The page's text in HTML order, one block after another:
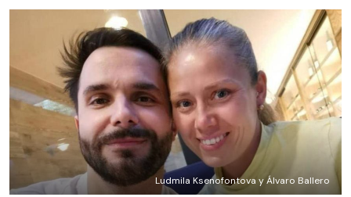
Ludmila Ksenofontova y Álvaro Ballero